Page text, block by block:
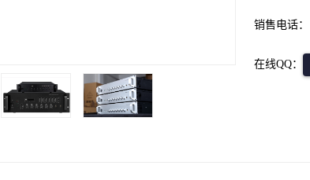
销售电话：
在线QQ：